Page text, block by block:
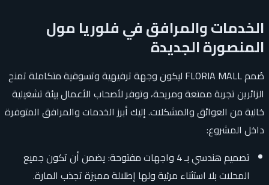
الخدمات والمرافق في فلوريا مول
المنصورة الجديدة
صُمم FLORIA MALL ليكون وجهة ترفيهية وتسوقية متكاملة تمنح
الزائرين تجربة ممتعة ومريحة، وتوفر لأصحاب الأعمال بيئة تشغيلية
خالية من العوائق والمشكلات. إليك أبرز الخدمات والمرافق المتوفرة
داخل المشروع:
تصميم هندسي بـ 4 واجهات مفتوحة: يضمن أن تكون جميع
المحلات بلا استثناء مرئية ولها إطلالة مميزة تجذب المارة.